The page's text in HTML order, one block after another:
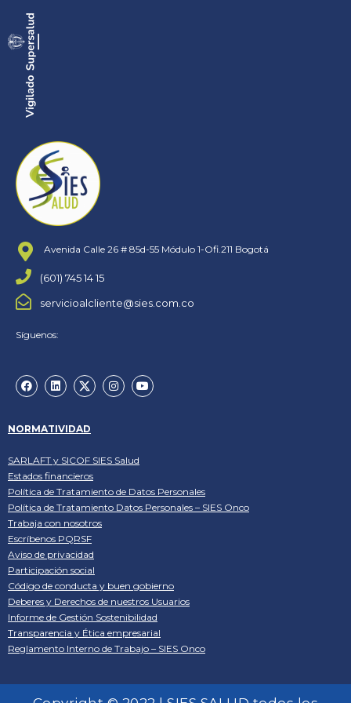
Avenida Calle 26 # 85d-55 Módulo 1-Ofi.211 Bogotá
(601) 745 14 15
servicioalcliente@sies.com.co
Síguenos:
NORMATIVIDAD
SARLAFT y SICOF SIES Salud
Estados financieros
Política de Tratamiento de Datos Personales
Política de Tratamiento Datos Personales – SIES Onco
Trabaja con nosotros
Escríbenos PQRSF
Aviso de privacidad
Participación social
Código de conducta y buen gobierno
Deberes y Derechos de nuestros Usuarios
Informe de Gestión Sostenibilidad
Transparencia y Ética empresarial
Reglamento Interno de Trabajo – SIES Onco